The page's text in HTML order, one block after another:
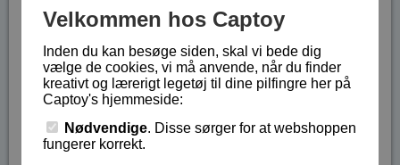
Strikkelise
3 mindre nøgler garn til at kommer i gang med
Strikkepind
Nål
Illustreret vejledning med dansk tekst
Fra 6 år.
Velkommen hos Captoy
Inden du kan besøge siden, skal vi bede dig
vælge de cookies, vi må anvende, når du finder
kreativt og lærerigt legetøj til dine pilfingre her på
Captoy's hjemmeside:
Nødvendige. Disse sørger for at webshoppen
fungerer korrekt.